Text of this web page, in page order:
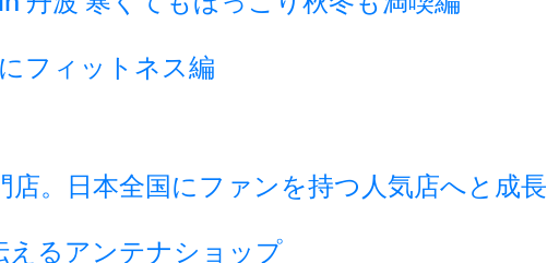
フィットネス編
。日本全国にファンを持つ人気店へと成長
えるアンテナショップ